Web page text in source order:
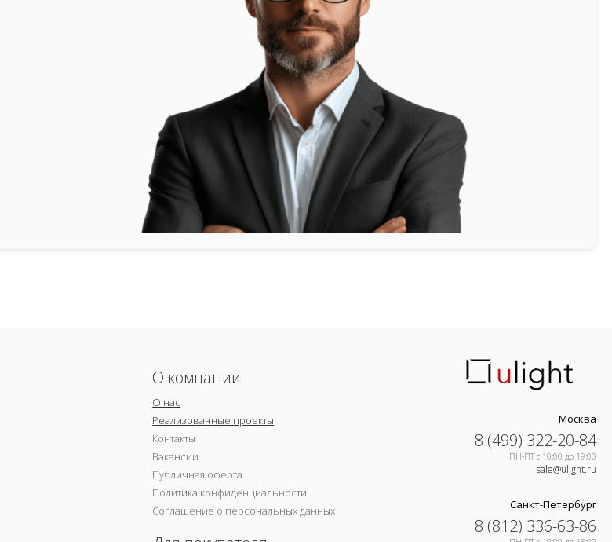
О компании
О нас
Реализованные проекты
Контакты
Вакансии
Публичная оферта
Политика конфиденциальности
Соглашение о персональных данных
Москва
8 (499) 322-20-84
ПН-ПТ c 10:00 до 19:00
sale@ulight.ru
Санкт-Петербург
8 (812) 336-63-86